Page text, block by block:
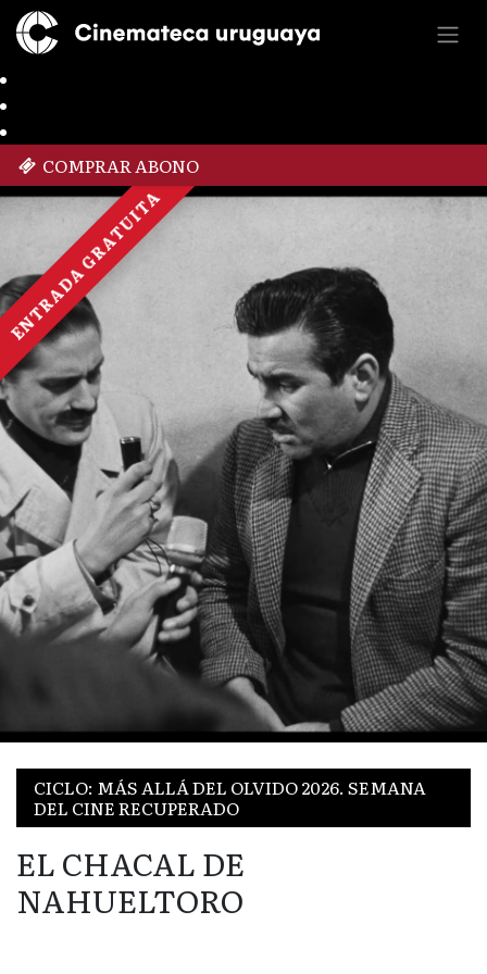
COMPRAR ABONO
ENTRADA GRATUITA
CICLO: MÁS ALLÁ DEL OLVIDO 2026. SEMANA
DEL CINE RECUPERADO
EL CHACAL DE
NAHUELTORO